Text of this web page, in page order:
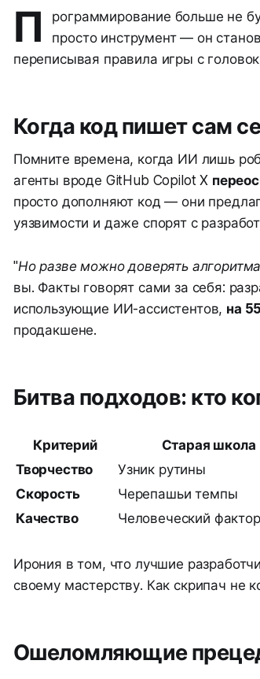
П рограммирование больше не
просто инструмент — он
переписывая правила игры с
Когда код пишет сам
Помните времена, когда ИИ лишь
агенты вроде GitHub Copilot X
просто дополняют код — они
уязвимости и даже спорят с
"Но разве можно доверять
вы. Факты говорят сами за себя:
использующие ИИ-ассистентов, на
продакшене.
Битва подходов: кто
Критерий Старая школа
Творчество
Узник рутины
Скорость
Черепашьи темпы
Качество
Человеческий фактор
Ирония в том, что лучшие
своему мастерству. Как скрипач не
Ошеломляющие